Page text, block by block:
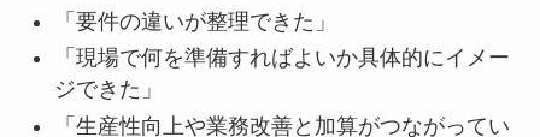
「要件の違いが整理できた」
「現場で何を準備すればよいか具体的にイメー
ジできた」
「生産性向上や業務改善と加算がつながってい